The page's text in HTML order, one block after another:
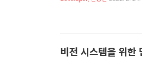
다음 폴드를 Validation
비전 시스템을 위한